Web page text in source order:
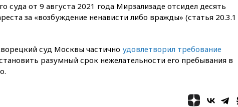
добровольцам
18:35В Жуковском и
Зюганов присоединился
к критике «Яблока»
суда от 9 августа 2021 года Мирзализаде отсидел десять
за «возбуждение ненависти либо вражды» (статья 20.3.1
суд Москвы частично удовлетворил требование
разумный срок нежелательности его пребывания в